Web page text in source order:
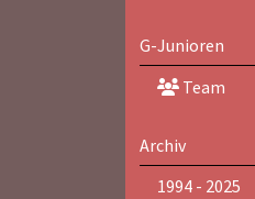
G-Junioren
Team
Archiv
1994 - 2025